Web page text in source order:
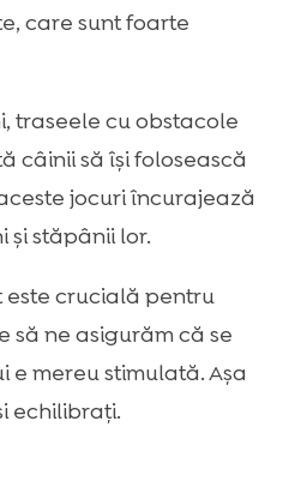
care sunt foarte
traseele cu obstacole
câinii să își folosească
jocuri încurajează
stăpânii lor.
crucială pentru
să ne asigurăm că se
e mereu stimulată. Așa
echilibrați.